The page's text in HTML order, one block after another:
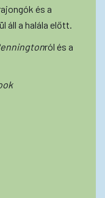
és a
áll a halála előtt.
ról és a